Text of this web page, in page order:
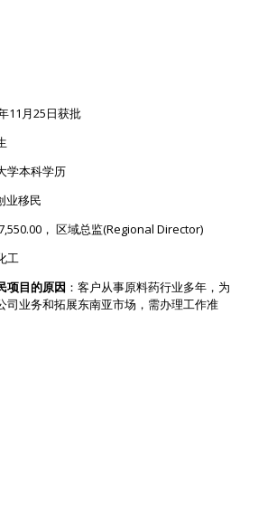
11月25日获批
学本科学历
业移民
， 区域总监(Regional Director)
工
项目的原因 ：客户从事原料药行业多年，为
司业务和拓展东南亚市场，需办理工作准